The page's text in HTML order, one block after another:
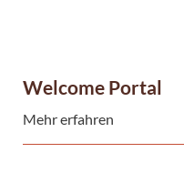
Welcome Portal
Mehr erfahren